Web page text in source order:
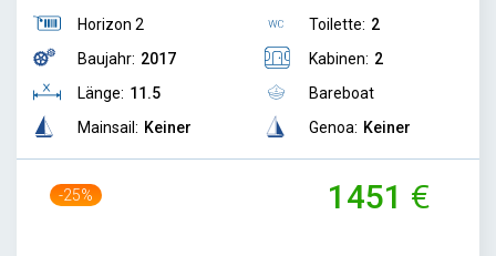
Horizon 2
Baujahr: 2017
Länge: 11.5
Mainsail: Keiner
Toilette: 2
Kabinen: 2
Bareboat
Genoa: Keiner
-25% 1451